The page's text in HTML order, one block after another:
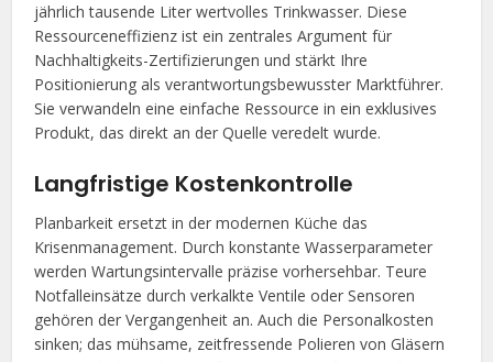
jährlich tausende Liter wertvolles Trinkwasser. Diese
Ressourceneffizienz ist ein zentrales Argument für
Nachhaltigkeits-Zertifizierungen und stärkt Ihre
Positionierung als verantwortungsbewusster Marktführer.
Sie verwandeln eine einfache Ressource in ein exklusives
Produkt, das direkt an der Quelle veredelt wurde.
Langfristige Kostenkontrolle
Planbarkeit ersetzt in der modernen Küche das
Krisenmanagement. Durch konstante Wasserparameter
werden Wartungsintervalle präzise vorhersehbar. Teure
Notfalleinsätze durch verkalkte Ventile oder Sensoren
gehören der Vergangenheit an. Auch die Personalkosten
sinken; das mühsame, zeitfressende Polieren von Gläsern